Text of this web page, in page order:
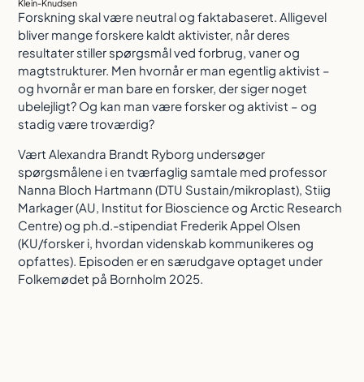
Klein-Knudsen
Forskning skal være neutral og faktabaseret. Alligevel
bliver mange forskere kaldt aktivister, når deres
resultater stiller spørgsmål ved forbrug, vaner og
magtstrukturer. Men hvornår er man egentlig aktivist –
og hvornår er man bare en forsker, der siger noget
ubelejligt? Og kan man være forsker og aktivist – og
stadig være troværdig?
Vært Alexandra Brandt Ryborg undersøger
spørgsmålene i en tværfaglig samtale med professor
Nanna Bloch Hartmann (DTU Sustain/mikroplast), Stiig
Markager (AU, Institut for Bioscience og Arctic Research
Centre) og ph.d.-stipendiat Frederik Appel Olsen
(KU/forsker i, hvordan videnskab kommunikeres og
opfattes). Episoden er en særudgave optaget under
Folkemødet på Bornholm 2025.